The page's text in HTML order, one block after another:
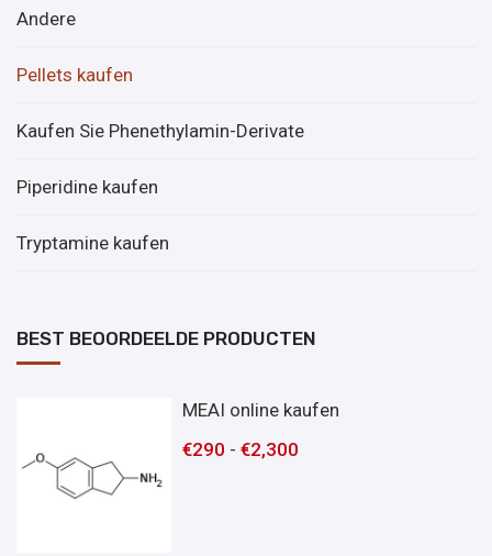
Andere
Pellets kaufen
Kaufen Sie Phenethylamin-Derivate
Piperidine kaufen
Tryptamine kaufen
BEST BEOORDEELDE PRODUCTEN
MEAI online kaufen
€290 -€2,300